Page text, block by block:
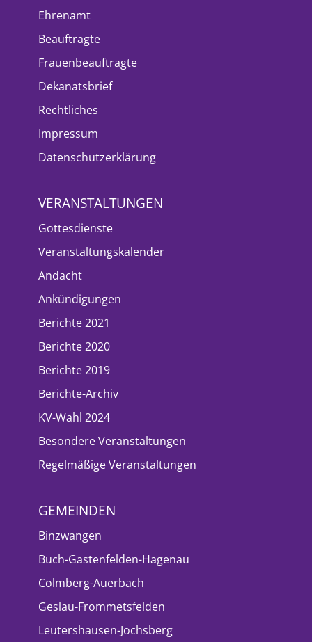
Ehrenamt
Beauftragte
Frauenbeauftragte
Dekanatsbrief
Rechtliches
Impressum
Datenschutzerklärung
VERANSTALTUNGEN
Gottesdienste
Veranstaltungskalender
Andacht
Ankündigungen
Berichte 2021
Berichte 2020
Berichte 2019
Berichte-Archiv
KV-Wahl 2024
Besondere Veranstaltungen
Regelmäßige Veranstaltungen
GEMEINDEN
Binzwangen
Buch-Gastenfelden-Hagenau
Colmberg-Auerbach
Geslau-Frommetsfelden
Leutershausen-Jochsberg